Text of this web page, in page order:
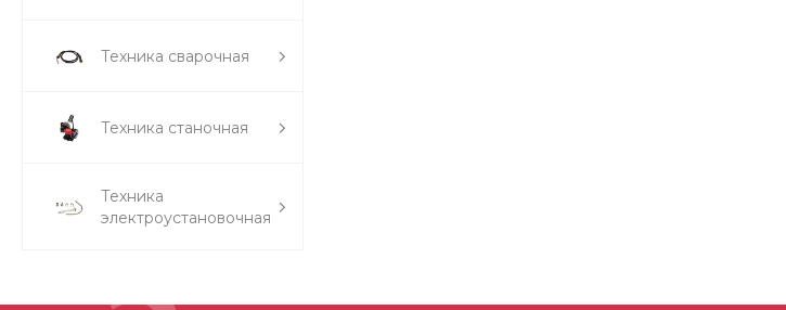
Техника сварочная
Техника станочная
Техника
электроустановочная